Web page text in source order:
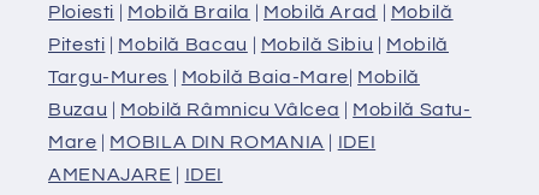
Ploiesti | Mobilă Braila | Mobilă Arad | Mobilă
Pitesti | Mobilă Bacau | Mobilă Sibiu | Mobilă
Targu-Mures | Mobilă Baia-Mare| Mobilă
Buzau | Mobilă Râmnicu Vâlcea | Mobilă Satu-
Mare | MOBILA DIN ROMANIA | IDEI
AMENAJARE | IDEI